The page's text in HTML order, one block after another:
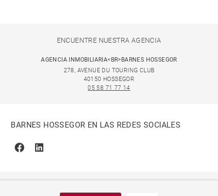
ENCUENTRE NUESTRA AGENCIA
AGENCIA INMOBILIARIA<BR>BARNES HOSSEGOR
278, AVENUE DU TOURING CLUB
40150 HOSSEGOR
05 58 71 77 14
BARNES HOSSEGOR EN LAS REDES SOCIALES
FacebookLinkedin